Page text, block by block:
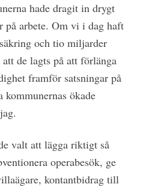
hade dragit in drygt
arbete. Om vi i dag haft
och tio miljarder
de lagts på att förlänga
framför satsningar på
ökade
valt att lägga riktigt så
operabesök, ge
kontantbidrag till